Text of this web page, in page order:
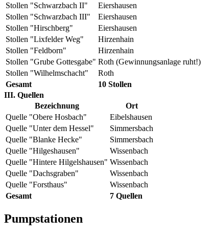
Stollen "Schwarzbach II"
Eiershausen
Stollen "Schwarzbach III"
Eiershausen
Stollen "Hirschberg"
Eiershausen
Stollen "Lixfelder Weg"
Hirzenhain
Stollen "Feldborn"
Hirzenhain
Stollen "Grube Gottesgabe" Roth (Gewinnungsanlage ruht!)
Stollen "Wilhelmschacht"
Roth
Gesamt
10 Stollen
III. Quellen
Bezeichnung
Ort
Quelle "Obere Hosbach"
Eibelshausen
Quelle "Unter dem Hessel"
Simmersbach
Quelle "Blanke Hecke"
Simmersbach
Quelle "Hilgeshausen"
Wissenbach
Quelle "Hintere Hilgelshausen" Wissenbach
Quelle "Dachsgraben"
Wissenbach
Quelle "Forsthaus"
Wissenbach
Gesamt
7 Quellen
Pumpstationen